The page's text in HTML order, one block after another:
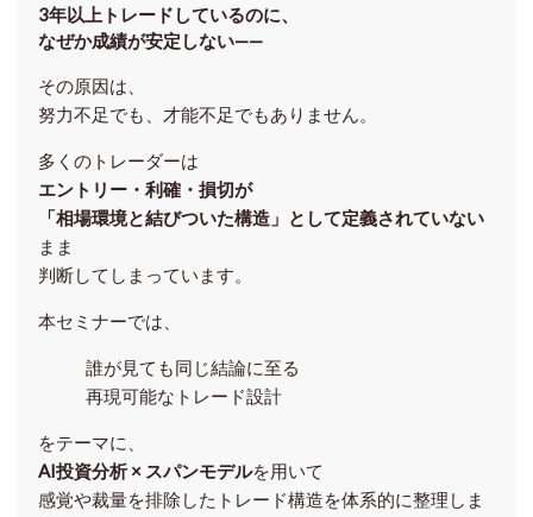
3年以上トレードしているのに、
なぜか成績が安定しない——
その原因は、
努力不足でも、才能不足でもありません。
多くのトレーダーは
エントリー・利確・損切が
「相場環境と結びついた構造」として定義されていない
まま
判断してしまっています。
本セミナーでは、
誰が見ても同じ結論に至る
再現可能なトレード設計
をテーマに、
AI投資分析 × スパンモデルを用いて
感覚や裁量を排除したトレード構造を体系的に整理しま